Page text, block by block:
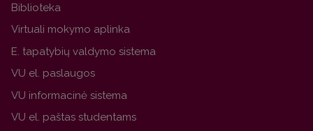
Biblioteka
Virtuali mokymo aplinka
E. tapatybių valdymo sistema
VU el. paslaugos
VU informacinė sistema
VU el. paštas studentams